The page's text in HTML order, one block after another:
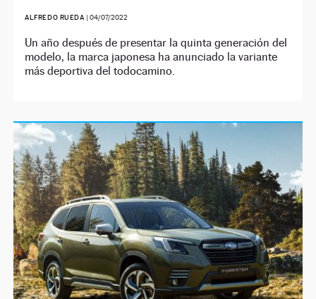
ALFREDO RUEDA | 04/07/2022
Un año después de presentar la quinta generación del
modelo, la marca japonesa ha anunciado la variante
más deportiva del todocamino.